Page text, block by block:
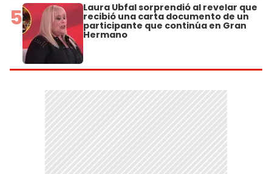
5 Laura Ubfal sorprendió al revelar que
recibió una carta documento de un
participante que continúa en Gran
Hermano